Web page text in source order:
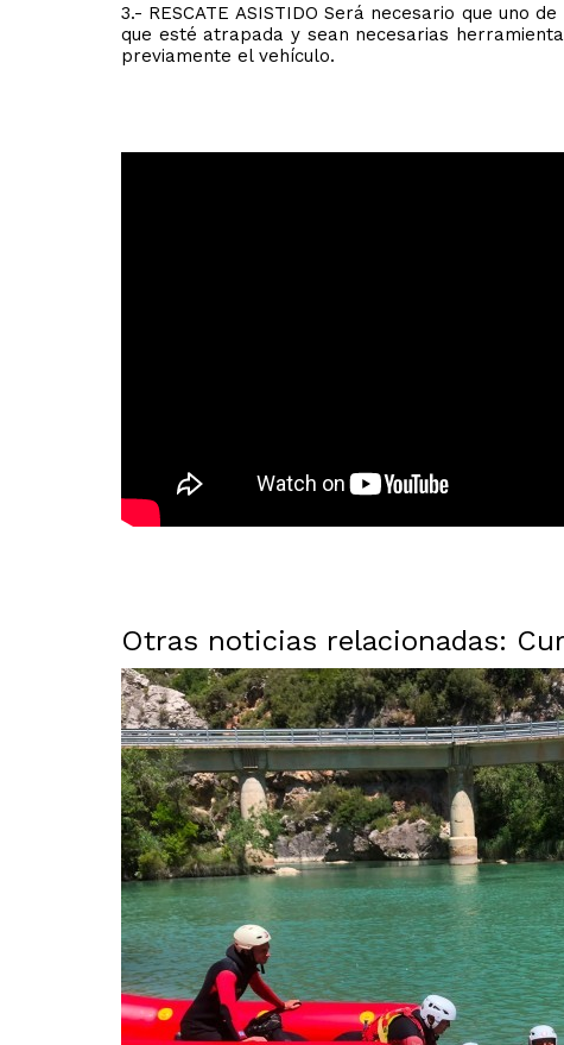
3.- RESCATE ASISTIDO Será necesario que
que esté atrapada y sean necesarias
previamente el vehículo.
Otras noticias relacionadas: